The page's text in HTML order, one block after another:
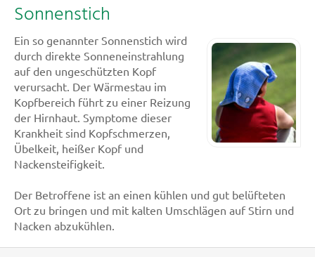
Sonnenstich
Ein so genannter Sonnenstich wird
durch direkte Sonneneinstrahlung
auf den ungeschützten Kopf
verursacht. Der Wärmestau im
Kopfbereich führt zu einer Reizung
der Hirnhaut. Symptome dieser
Krankheit sind Kopfschmerzen,
Übelkeit, heißer Kopf und
Nackensteifigkeit.
Der Betroffene ist an einen kühlen und gut belüfteten
Ort zu bringen und mit kalten Umschlägen auf Stirn und
Nacken abzukühlen.